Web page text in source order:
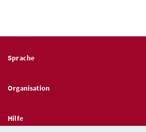
Sprache
Organisation
Hilfe